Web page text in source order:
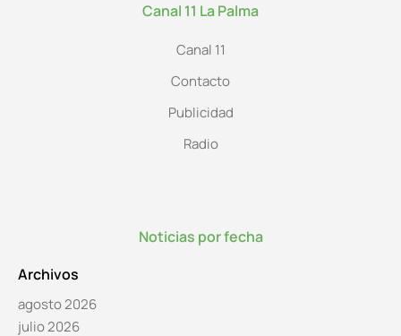
Canal 11 La Palma
Canal 11
Contacto
Publicidad
Radio
Noticias por fecha
Archivos
agosto 2026
julio 2026